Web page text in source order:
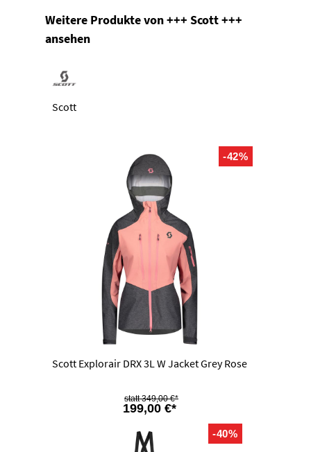
Produktgalerie überspringen
Weitere Produkte von +++ Scott +++
ansehen
Scott
-42%
Scott Explorair DRX 3L W Jacket Grey Rose
199,00 €*
349,00 €*
-40%